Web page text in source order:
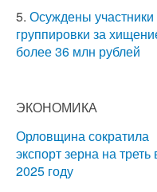
5. Осуждены участники
группировки за
более 36 млн рублей
ЭКОНОМИКА
Орловщина сократила
экспорт зерна на треть
2025 году